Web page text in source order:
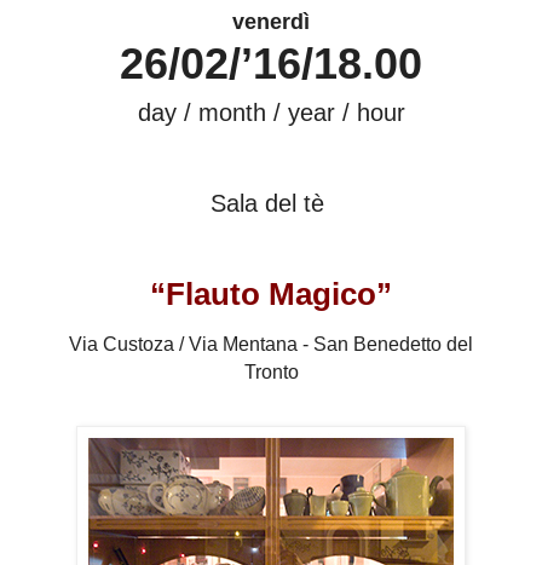
venerdì
26/02/’16/18.00
day / month / year / hour
Sala del tè
“Flauto Magico”
Via Custoza / Via Mentana - San Benedetto del
Tronto